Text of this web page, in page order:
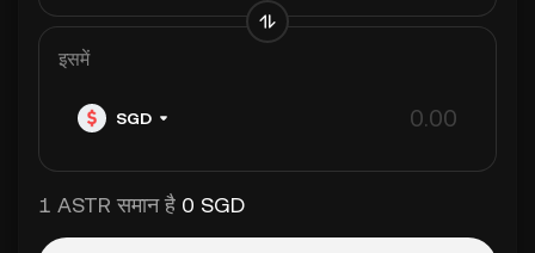
इसमें
SGD
1 ASTR समान है 0 SGD